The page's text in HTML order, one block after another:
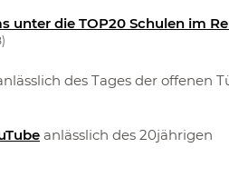
unter die TOP20 Schulen im
des Tages der offenen
anlässlich des 20jährigen